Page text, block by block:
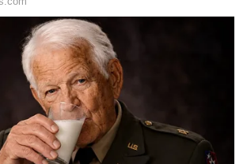
ಎಕೆ, ಅವಳ ಹಿನ್ನೆಲೆಯನ್ನು
ಹೇಳಿದ್ದ ಹಳೆಯ ವಿಳಾಸಕ್ಕೆ
ಸತ್ಯಗಳು ಹೊರಬಂದವು.
ಅವಳು ಅನಾಥೆಯಲ್ಲ, ಅವಳ
ಬದುಕಿದ್ದರು!
ವೇಷ ಮರೆಸಿಕೊಂಡ ಪುರುಷ:
ಪೋಷಕರನ್ನು ಭೇಟಿಯಾದಾಗ, ಅವರಿಗೆ